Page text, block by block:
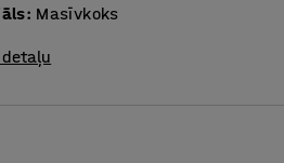
: Masīvkoks